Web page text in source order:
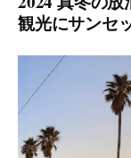
観光にサンセ